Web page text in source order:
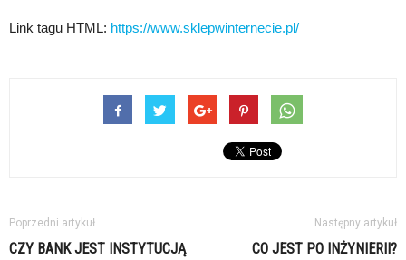
Link tagu HTML: https://www.sklepwinternecie.pl/
Poprzedni artykuł
CZY BANK JEST INSTYTUCJĄ
Następny artykuł
CO JEST PO INŻYNIERII?